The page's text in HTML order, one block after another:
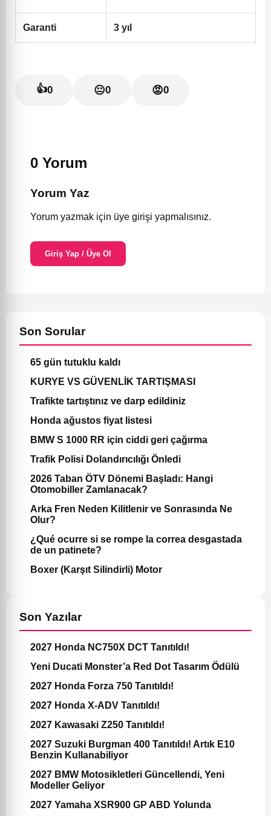
Garanti 3 yıl
👍0 😐0 😡0
0 Yorum
Yorum Yaz
Yorum yazmak için üye girişi yapmalısınız.
Giriş Yap / Üye Ol
Son Sorular
65 gün tutuklu kaldı
KURYE VS GÜVENLİK TARTIŞMASI
Trafikte tartıştınız ve darp edildiniz
Honda ağustos fiyat listesi
BMW S 1000 RR için ciddi geri çağırma
Trafik Polisi Dolandırıcılığı Önledi
2026 Taban ÖTV Dönemi Başladı: Hangi
Otomobiller Zamlanacak?
Arka Fren Neden Kilitlenir ve Sonrasında Ne
Olur?
¿Qué ocurre si se rompe la correa desgastada
de un patinete?
Boxer (Karşıt Silindirli) Motor
Son Yazılar
2027 Honda NC750X DCT Tanıtıldı!
Yeni Ducati Monster’a Red Dot Tasarım Ödülü
2027 Honda Forza 750 Tanıtıldı!
2027 Honda X-ADV Tanıtıldı!
2027 Kawasaki Z250 Tanıtıldı!
2027 Suzuki Burgman 400 Tanıtıldı! Artık E10
Benzin Kullanabiliyor
2027 BMW Motosikletleri Güncellendi, Yeni
Modeller Geliyor
2027 Yamaha XSR900 GP ABD Yolunda